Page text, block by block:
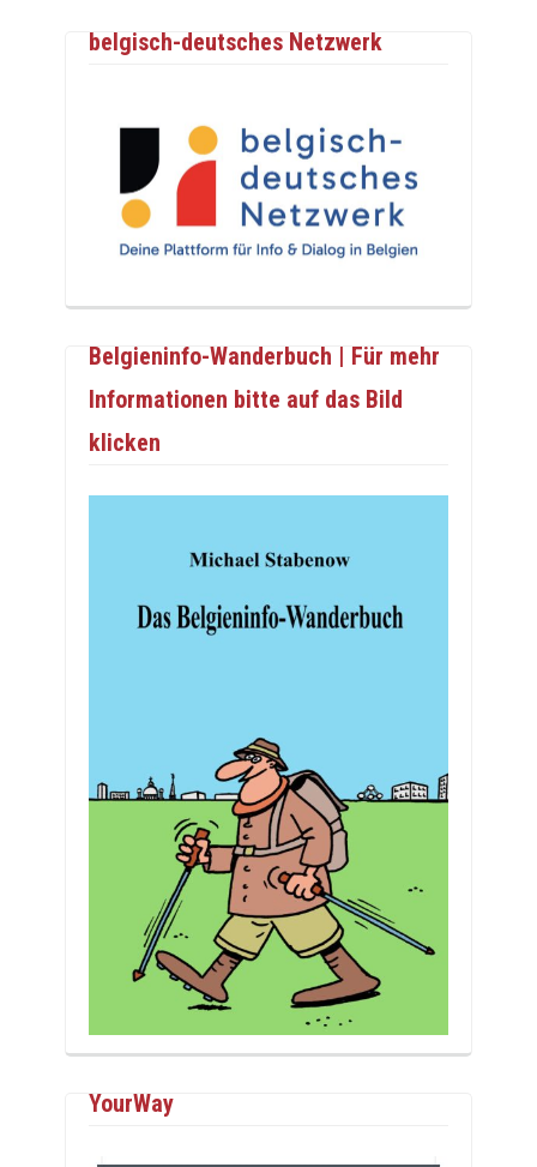
belgisch-deutsches Netzwerk
Belgieninfo-Wanderbuch | Für mehr
Informationen bitte auf das Bild
klicken
YourWay